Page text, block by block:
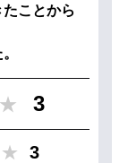
ことから
3
3